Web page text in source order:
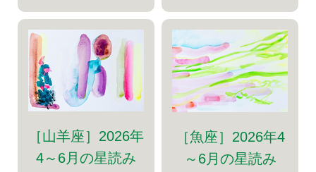
［山羊座］2026年
4～6月の星読み
［魚座］2026年4
～6月の星読み